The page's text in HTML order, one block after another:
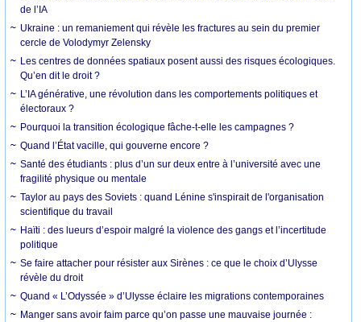
de l’IA
Ukraine : un remaniement qui révèle les fractures au sein du premier
cercle de Volodymyr Zelensky
Les centres de données spatiaux posent aussi des risques écologiques.
Qu’en dit le droit ?
L’IA générative, une révolution dans les comportements politiques et
électoraux ?
Pourquoi la transition écologique fâche-t-elle les campagnes ?
Quand l’État vacille, qui gouverne encore ?
Santé des étudiants : plus d’un sur deux entre à l’université avec une
fragilité physique ou mentale
Taylor au pays des Soviets : quand Lénine s'inspirait de l'organisation
scientifique du travail
Haïti : des lueurs d’espoir malgré la violence des gangs et l’incertitude
politique
Se faire attacher pour résister aux Sirènes : ce que le choix d’Ulysse
révèle du droit
Quand « L’Odyssée » d’Ulysse éclaire les migrations contemporaines
Manger sans avoir faim parce qu’on passe une mauvaise journée :